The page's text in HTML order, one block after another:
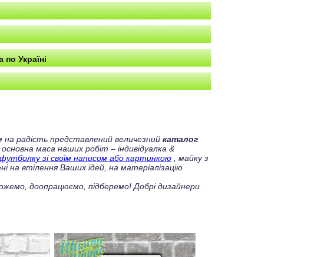
Україні
радість представлений величезний каталог
основна маса наших робіт – індивідуалка &
футболку зі своїм написом або картинкою , майку з
на втілення Ваших ідей, на матеріалізацію
доопрацюємо, підберемо! Добрі дизайнери